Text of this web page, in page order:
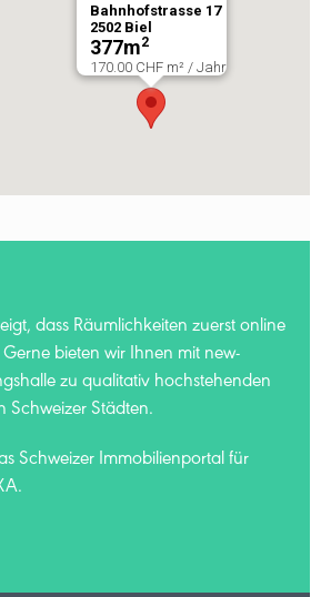
Bahnhofstrasse 17
2502Biel
377m2
170.00 CHF m² / Jahr
dass Räumlichkeiten zuerst online
bieten wir Ihnen mit new-
zu qualitativ hochstehenden
Schweizer Städten.
Schweizer Immobilienportal für